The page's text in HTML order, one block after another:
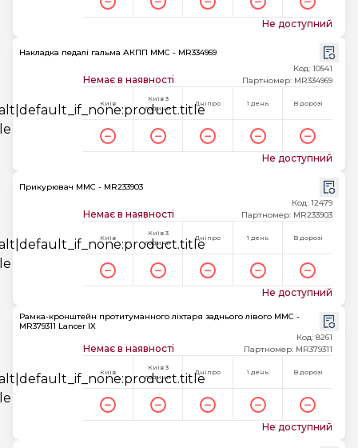
Не доступний
Накладка педалі гальма АКПП MMC - MR334969
Немає в наявності
Код: 10541
Партномер: MR334969
Київ
Київ 3
години
Дніпро 1 день В дорозі
Не доступний
Прикурювач MMC - MR233903
Немає в наявності
Код: 12479
Партномер: MR233903
Київ
Київ 3
години
Дніпро 1 день В дорозі
Не доступний
Рамка-кронштейн протитуманного ліхтаря заднього лівого MMC -
MR379311 Lancer IX
Немає в наявності
Код: 8261
Партномер: MR379311
Київ
Київ 3
години
Дніпро 1 день В дорозі
Не доступний